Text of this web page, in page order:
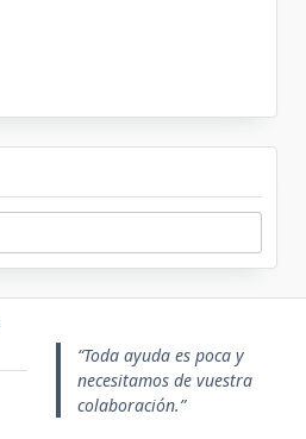
Toda ayuda es poca y
necesitamos de vuestra
colaboración.